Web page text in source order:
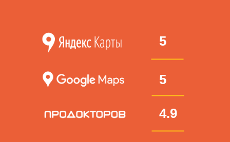
5
4.9
5